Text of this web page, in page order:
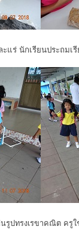
แร่ นักเรียนประถม
รูปทรงเรขาคณิต ครู